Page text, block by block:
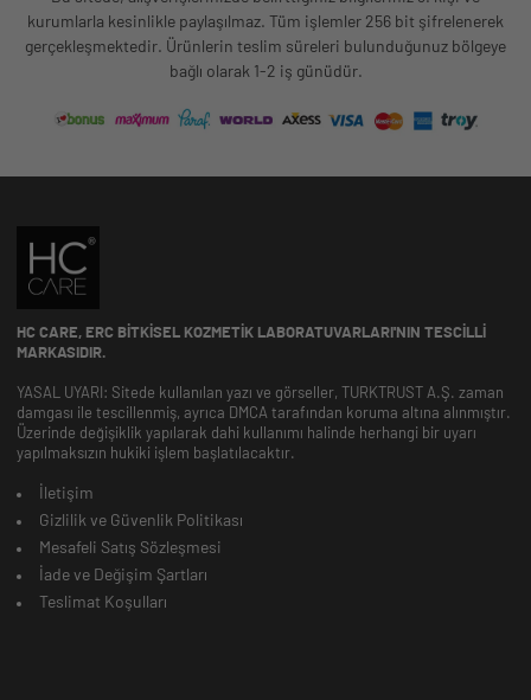
kurumlarla kesinlikle paylaşılmaz. Tüm işlemler 256 bit şifrelenerek
gerçekleşmektedir. Ürünlerin teslim süreleri bulunduğunuz bölgeye
bağlı olarak 1-2 iş günüdür.
HC CARE, ERC BITKISEL KOZMETIK LABORATUVARLARI'NIN TESCILLI
MARKASIDIR.
YASAL UYARI: Sitede kullanılan yazı ve görseller, TURKTRUST A.Ş. zaman
damgası ile tescillenmiş, ayrıca DMCA tarafından koruma altına alınmıştır.
Üzerinde değişiklik yapılarak dahi kullanımı halinde herhangi bir uyarı
yapılmaksızın hukiki işlem başlatılacaktır.
İletişim
Gizlilik ve Güvenlik Politikası
Mesafeli Satış Sözleşmesi
İade ve Değişim Şartları
Teslimat Koşulları